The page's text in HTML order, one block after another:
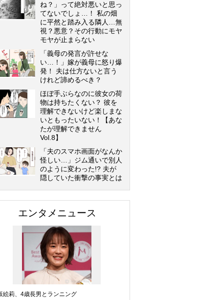
ね？」って絶対悪いと思っ
てないでしょ…！ 私の畑
に平然と踏み入る隣人…無
視？悪意？その行動にモヤ
モヤが止まらない
「義母の発言が許せな
い…！」嫁が義母に怒り爆
発！ 夫は仕方ないと言う
けれど諦めるべき？
ほぼ手ぶらなのに彼女の荷
物は持ちたくない？ 彼を
理解できないけど楽しまな
いともったいない！【あな
たが理解できません
Vol.8】
「夫のスマホ画面がなんか
怪しい…」ジム通いで別人
のように変わった!? 夫が
隠していた衝撃の事実とは
エンタメニュース
絵莉、4歳長男とランニング